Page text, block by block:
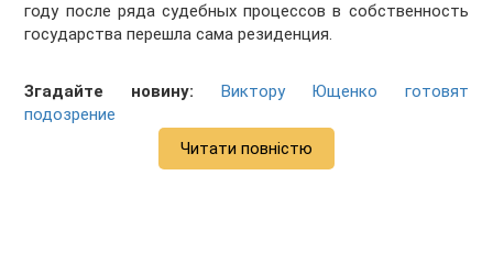
году после ряда судебных процессов в собственность
государства перешла сама резиденция.
Згадайте новину: Виктору Ющенко готовят
подозрение
Читати повністю